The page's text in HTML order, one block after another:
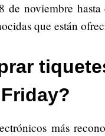
de noviembre
que están
más